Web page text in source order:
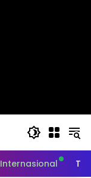
Internasional